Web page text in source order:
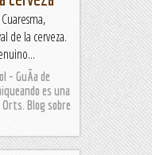
de la cerveza.
- GuÃ­a de
es una
Blog sobre